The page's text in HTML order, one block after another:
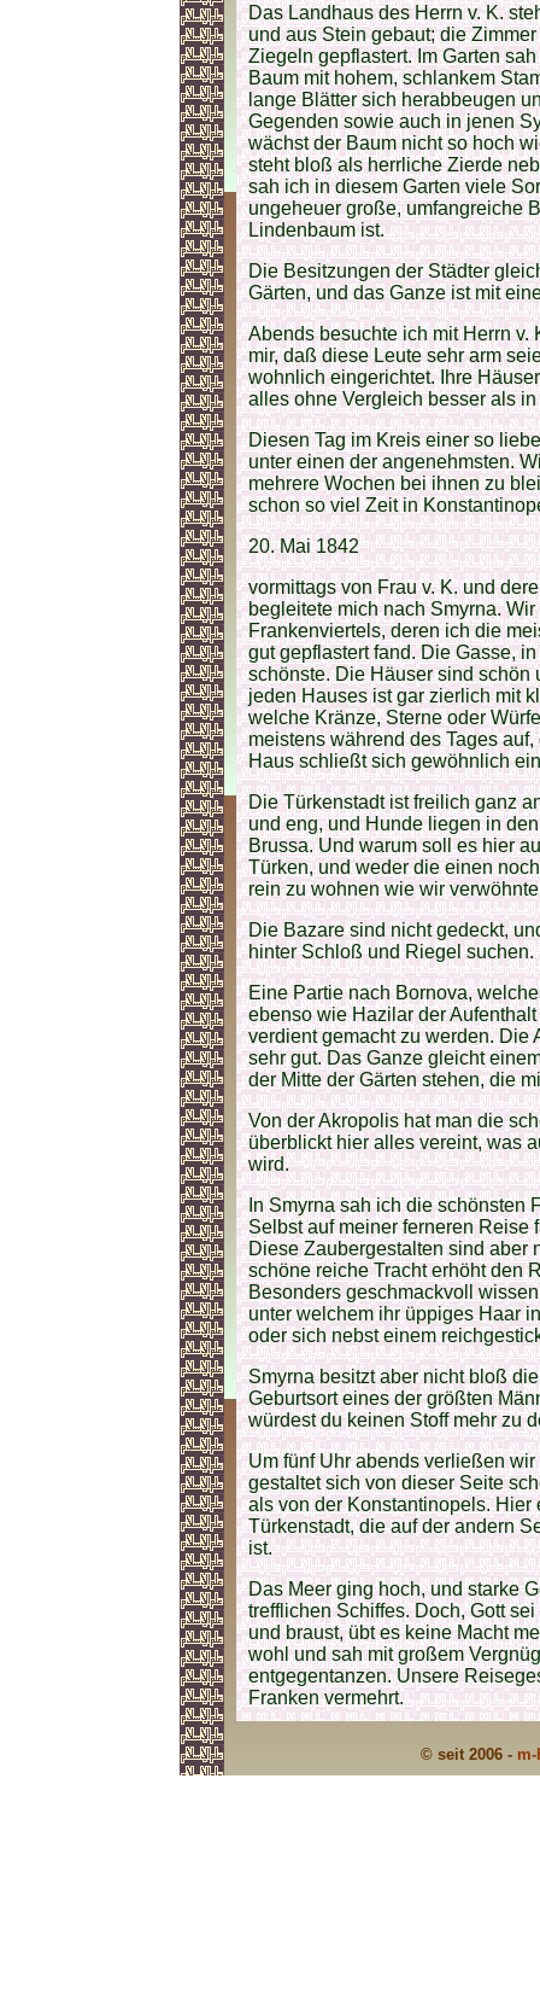
Das Landhaus des Herrn v. K.
und aus Stein gebaut; die
Ziegeln gepflastert. Im Garten
Baum mit hohem, schlankem
lange Blätter sich herabbeugen
Gegenden sowie auch in jenen
wächst der Baum nicht so hoch
steht bloß als herrliche Zierde
sah ich in diesem Garten viele
ungeheuer große, umfangreiche
Lindenbaum ist.
Die Besitzungen der Städter
Gärten, und das Ganze ist mit
Abends besuchte ich mit Herrn
mir, daß diese Leute sehr arm
wohnlich eingerichtet. Ihre
alles ohne Vergleich besser als
Diesen Tag im Kreis einer so
unter einen der angenehmsten.
mehrere Wochen bei ihnen zu
schon so viel Zeit in
20. Mai 1842
vormittags von Frau v. K. und
begleitete mich nach Smyrna.
Frankenviertels, deren ich die
gut gepflastert fand. Die Gasse,
schönste. Die Häuser sind
jeden Hauses ist gar zierlich mit
welche Kränze, Sterne oder
meistens während des Tages
Haus schließt sich gewöhnlich
Die Türkenstadt ist freilich ganz
und eng, und Hunde liegen in
Brussa. Und warum soll es hier
Türken, und weder die einen
rein zu wohnen wie wir
Die Bazare sind nicht gedeckt,
hinter Schloß und Riegel suchen.
Eine Partie nach Bornova,
ebenso wie Hazilar der
verdient gemacht zu werden. Die
sehr gut. Das Ganze gleicht
der Mitte der Gärten stehen, die
Von der Akropolis hat man die
überblickt hier alles vereint, was
wird.
In Smyrna sah ich die schönsten
Selbst auf meiner ferneren Reise
Diese Zaubergestalten sind aber
schöne reiche Tracht erhöht den
Besonders geschmackvoll
unter welchem ihr üppiges Haar
oder sich nebst einem
Smyrna besitzt aber nicht bloß
Geburtsort eines der größten
würdest du keinen Stoff mehr zu
Um fünf Uhr abends verließen
gestaltet sich von dieser Seite
als von der Konstantinopels. Hier
Türkenstadt, die auf der andern
ist.
Das Meer ging hoch, und starke
trefflichen Schiffes. Doch, Gott
und braust, übt es keine Macht
wohl und sah mit großem
entgegentanzen. Unsere
Franken vermehrt.
© seit 2006 -